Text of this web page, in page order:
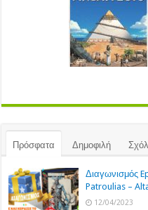
Πρόσφατα Δημοφιλή
Διαγωνισμός
Patroulias –
12/04/2023